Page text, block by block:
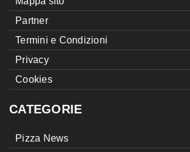
Partner
Termini e Condizioni
Privacy
Cookies
CATEGORIE
Pizza News